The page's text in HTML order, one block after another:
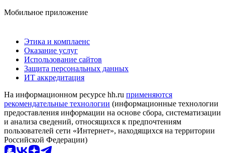
Мобильное приложение
Этика и комплаенс
Оказание услуг
Использование сайтов
Защита персональных данных
ИТ аккредитация
На информационном ресурсе hh.ru применяются
рекомендательные технологии (информационные технологии
предоставления информации на основе сбора, систематизации
и анализа сведений, относящихся к предпочтениям
пользователей сети «Интернет», находящихся на территории
Российской Федерации)